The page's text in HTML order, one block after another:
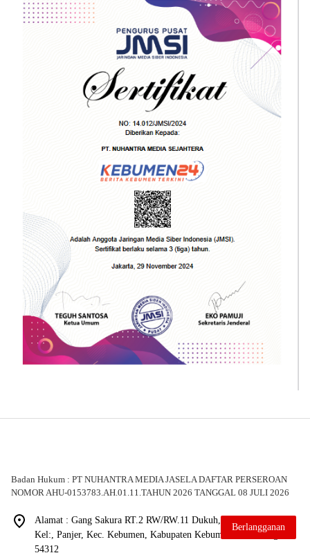
Badan Hukum : PT NUHANTRA MEDIA JASELA DAFTAR PERSEROAN
NOMOR AHU-0153783.AH.01.11.TAHUN 2026 TANGGAL 08 JULI 2026
Alamat : Gang Sakura RT.2 RW/RW.11 Dukuh, Dukuh Kuwarisan,
Kel:, Panjer, Kec. Kebumen, Kabupaten Kebumen, Jawa Tengah
54312
Berlangganan